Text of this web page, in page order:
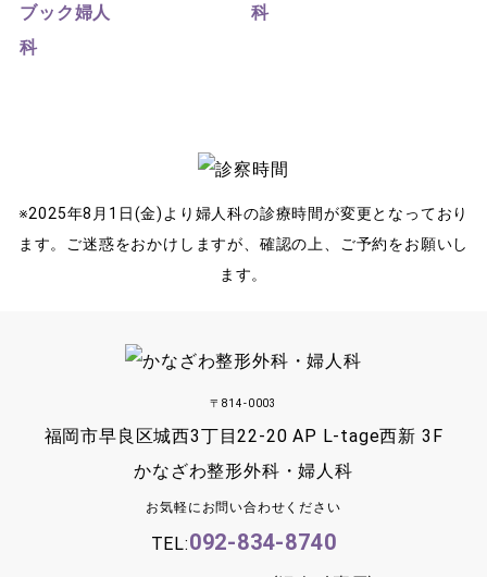
※2025年8月1日(金)より婦人科の診療時間が変更となっており
ます。ご迷惑をおかけしますが、確認の上、ご予約をお願いし
ます。
〒814-0003
福岡市早良区城西3丁目22-20 AP L-tage西新 3F
かなざわ整形外科・婦人科
お気軽にお問い合わせください
TEL:092-834-8740